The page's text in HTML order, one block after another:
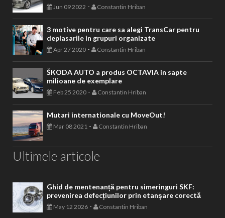
Jun 09 2022 - Constantin Hriban
3 motive pentru care sa alegi TransCar pentru
deplasarile in grupuri organizate
Apr 27 2020 - Constantin Hriban
ŠKODA AUTO a produs OCTAVIA in sapte
milioane de exemplare
Feb 25 2020 - Constantin Hriban
Mutari internationale cu MoveOut!
Mar 08 2021 - Constantin Hriban
Ultimele articole
Ghid de mentenanță pentru simeringuri SKF:
prevenirea defecțiunilor prin etanșare corectă
May 12 2026 - Constantin Hriban